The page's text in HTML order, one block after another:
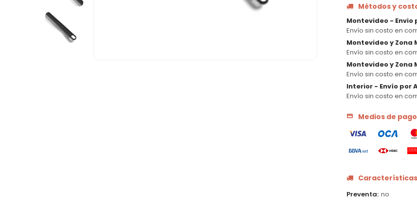
Métodos y
Montevideo - Envio
Envío sin costo en
Montevideo y
Envío sin costo en
Montevideo y Zona
Envío sin costo en
Interior - Envío por
Envío sin costo en
Medios de pago
Características
Preventa no